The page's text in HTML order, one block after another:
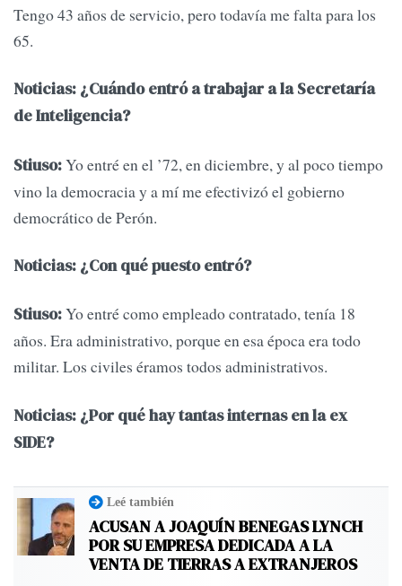
Tengo 43 años de servicio, pero todavía me falta para los
65.
Noticias: ¿Cuándo entró a trabajar a la Secretaría
de Inteligencia?
Stiuso:Yo entré en el ’72, en diciembre, y al poco tiempo
vino la democracia y a mí me efectivizó el gobierno
democrático de Perón.
Noticias: ¿Con qué puesto entró?
Stiuso:Yo entré como empleado contratado, tenía 18
años. Era administrativo, porque en esa época era todo
militar. Los civiles éramos todos administrativos.
Noticias: ¿Por qué hay tantas internas en la ex
SIDE?
Leé también
ACUSAN A JOAQUÍN BENEGAS LYNCH
POR SU EMPRESA DEDICADA A LA
VENTA DE TIERRAS A EXTRANJEROS